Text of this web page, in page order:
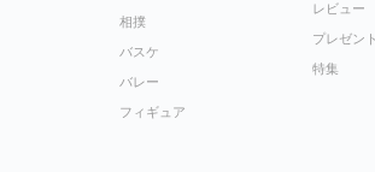
相撲
バスケ
バレー
フィギュア
レビュー
プレゼント
特集